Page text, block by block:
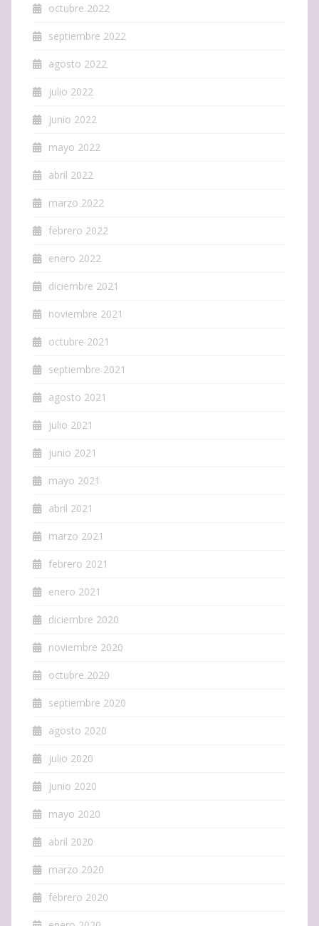
octubre 2022
septiembre 2022
agosto 2022
julio 2022
junio 2022
mayo 2022
abril 2022
marzo 2022
febrero 2022
enero 2022
diciembre 2021
noviembre 2021
octubre 2021
septiembre 2021
agosto 2021
julio 2021
junio 2021
mayo 2021
abril 2021
marzo 2021
febrero 2021
enero 2021
diciembre 2020
noviembre 2020
octubre 2020
septiembre 2020
agosto 2020
julio 2020
junio 2020
mayo 2020
abril 2020
marzo 2020
febrero 2020